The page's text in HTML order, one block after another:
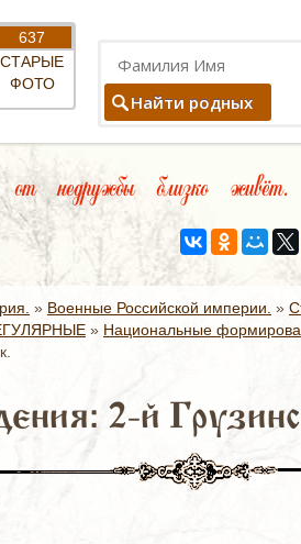
637
СТАРЫЕ
ФОТО
Найти родных
недружбы близко живёт.
» Военные Российской империи. »
» Национальные
2-й